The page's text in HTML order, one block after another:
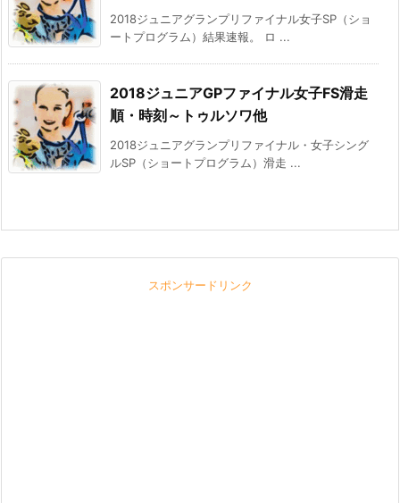
2018ジュニアグランプリファイナル女子SP（ショ
ートプログラム）結果速報。 ロ ...
2018ジュニアGPファイナル女子FS滑走
順・時刻～トゥルソワ他
2018ジュニアグランプリファイナル・女子シング
ルSP（ショートプログラム）滑走 ...
スポンサードリンク